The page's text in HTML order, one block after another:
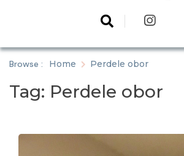
Browse : Home Perdele obor
Tag: Perdele obor